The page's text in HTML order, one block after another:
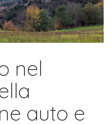
nel
auto e